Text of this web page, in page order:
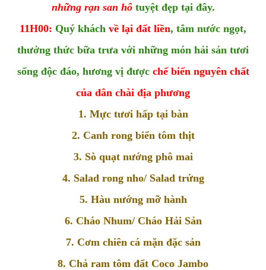
những rạn san hô tuyệt đẹp tại đây.
11H00: Quý khách về lại đất liền, tắm nước ngọt,
thưởng thức bữa trưa với những món hải sản tươi
sống độc đáo, hương vị được chế biến nguyên chất
của dân chài địa phương
1. Mực tươi hấp tại bàn
2. Canh rong biển tôm thịt
3. Sò quạt nướng phô mai
4. Salad rong nho/ Salad trứng
5. Hàu nướng mỡ hành
6. Cháo Nhum/ Cháo Hải Sản
7. Cơm chiên cá mặn đặc sản
8. Chả ram tôm đất Coco Jambo